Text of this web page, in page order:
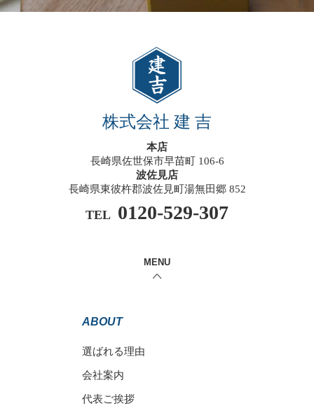
株式会社 建 吉
本店
長崎県佐世保市早苗町 106-6
波佐見店
長崎県東彼杵郡波佐見町湯無田郷 852
TEL 0120-529-307
MENU
ABOUT
選ばれる理由
会社案内
代表ご挨拶